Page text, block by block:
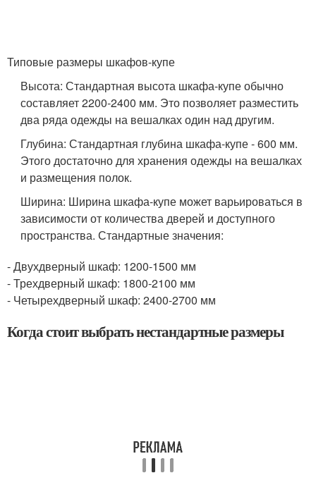
Типовые размеры шкафов-купе
Высота: Стандартная высота шкафа-купе обычно
составляет 2200-2400 мм. Это позволяет разместить
два ряда одежды на вешалках один над другим.
Глубина: Стандартная глубина шкафа-купе - 600 мм.
Этого достаточно для хранения одежды на вешалках
и размещения полок.
Ширина: Ширина шкафа-купе может варьироваться в
зависимости от количества дверей и доступного
пространства. Стандартные значения:
- Двухдверный шкаф: 1200-1500 мм
- Трехдверный шкаф: 1800-2100 мм
- Четырехдверный шкаф: 2400-2700 мм
Когда стоит выбрать нестандартные размеры